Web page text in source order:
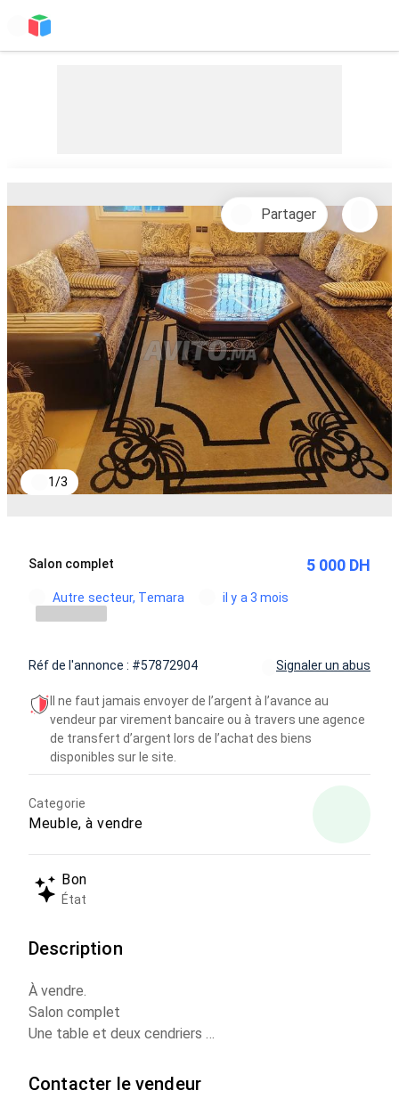
1/3
Partager
Salon complet 5 000 DH
Autre secteur, Temara il y a 3 mois
Réf de l'annonce : #57872904 Signaler un abus
Il ne faut jamais envoyer de l’argent à l’avance au
vendeur par virement bancaire ou à travers une agence
de transfert d’argent lors de l’achat des biens
disponibles sur le site.
Categorie
Meuble, à vendre
Bon
État
Description
À vendre.
Salon complet
Une table et deux cendriers
Un tapis noir gris
Contacter le vendeur